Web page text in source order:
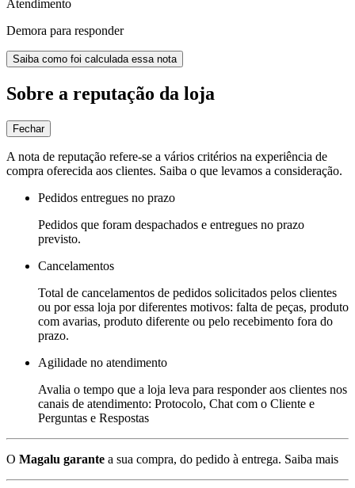
Atendimento
Demora para responder
Saiba como foi calculada essa nota
Sobre a reputação da loja
Fechar
A nota de reputação refere-se a vários critérios na experiência de
compra oferecida aos clientes. Saiba o que levamos a consideração.
Pedidos entregues no prazo
Pedidos que foram despachados e entregues no prazo
previsto.
Cancelamentos
Total de cancelamentos de pedidos solicitados pelos clientes
ou por essa loja por diferentes motivos: falta de peças, produto
com avarias, produto diferente ou pelo recebimento fora do
prazo.
Agilidade no atendimento
Avalia o tempo que a loja leva para responder aos clientes nos
canais de atendimento: Protocolo, Chat com o Cliente e
Perguntas e Respostas
O Magalu garante a sua compra, do pedido à entrega. Saiba mais